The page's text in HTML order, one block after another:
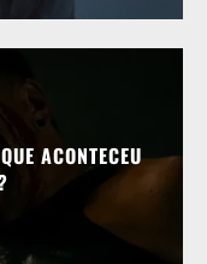
ACONTECEU